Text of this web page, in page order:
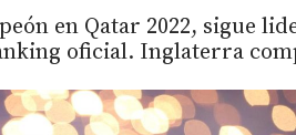
en Qatar 2022, sigue
oficial. Inglaterra